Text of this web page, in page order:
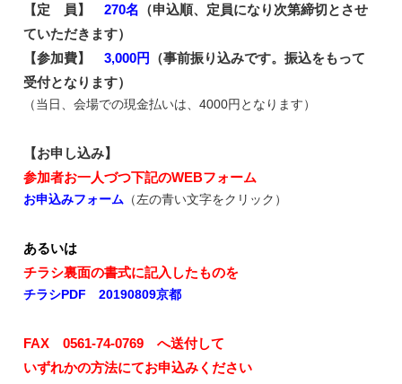
【定 員】270名 （申込順、定員になり次第締切とさせ
ていただきます）
【参加費】3,000円
（事前振り込みです。振込をもって
受付となります）
（当日、会場での現金払いは、4000円となります）
【お申し込み】
参加者お一人づつ下記のWEBフォーム
お申込みフォーム （左の青い文字をクリック）
あるいは
チラシ裏面の書式に記入したものを
チラシPDF 20190809京都
FAX 0561-74-0769 へ送付して
いずれかの方法にてお申込みください